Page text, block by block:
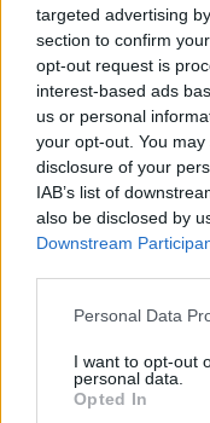
targeted advertising
section to confirm
opt-out request is
interest-based ads
us or personal
your opt-out. You
disclosure of your
IAB’s list of
also be disclosed by
Downstream
Please note that this
not limited to your
grant or deny
use your data for
Personal Data
I want to opt-out
personal data.
Opted In
Per dettagli sui
dei pediatri
informative sui
della USL
unico 055-54 54
e ricorda
salute dei più